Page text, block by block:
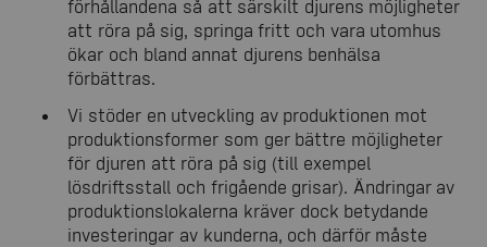
förhållandena så att särskilt djurens möjligheter
att röra på sig, springa fritt och vara utomhus
ökar och bland annat djurens benhälsa
förbättras.
Vi stöder en utveckling av produktionen mot
produktionsformer som ger bättre möjligheter
för djuren att röra på sig (till exempel
lösdriftsstall och frigående grisar). Ändringar av
produktionslokalerna kräver dock betydande
investeringar av kunderna, och därför måste